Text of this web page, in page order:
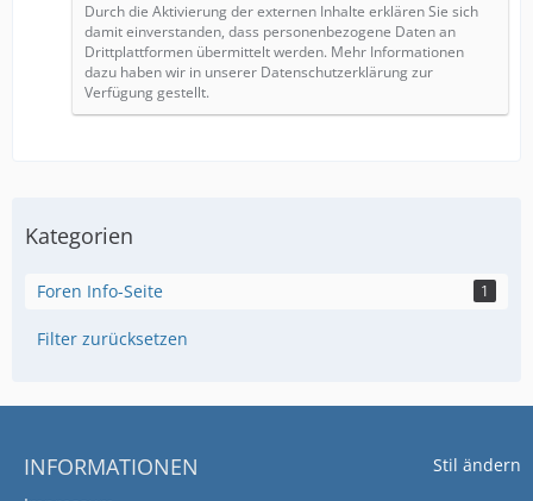
Durch die Aktivierung der externen Inhalte erklären Sie sich
damit einverstanden, dass personenbezogene Daten an
Drittplattformen übermittelt werden. Mehr Informationen
dazu haben wir in unserer Datenschutzerklärung zur
Verfügung gestellt.
Kategorien
Foren Info-Seite 1
Filter zurücksetzen
Stil ändern
INFORMATIONEN